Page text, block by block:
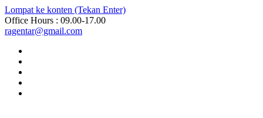
Lompat ke konten (Tekan Enter)
Office Hours : 09.00-17.00
ragentar@gmail.com